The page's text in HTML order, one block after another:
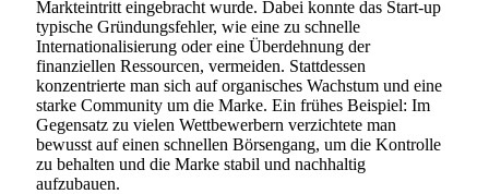
Markteintritt eingebracht wurde. Dabei konnte das Start-up
typische Gründungsfehler, wie eine zu schnelle
Internationalisierung oder eine Überdehnung der
finanziellen Ressourcen, vermeiden. Stattdessen
konzentrierte man sich auf organisches Wachstum und eine
starke Community um die Marke. Ein frühes Beispiel: Im
Gegensatz zu vielen Wettbewerbern verzichtete man
bewusst auf einen schnellen Börsengang, um die Kontrolle
zu behalten und die Marke stabil und nachhaltig
aufzubauen.